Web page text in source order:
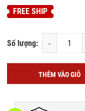
FREE SHIP
Số lượng: -
THÊM VÀO GIỎ